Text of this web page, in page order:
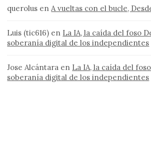
querolus enA vueltas con el bucle,
Luis (tic616) en La IA, la caída del foso
soberanía digital de los independientes
Jose Alcántara en La IA, la caída del
soberanía digital de los independientes